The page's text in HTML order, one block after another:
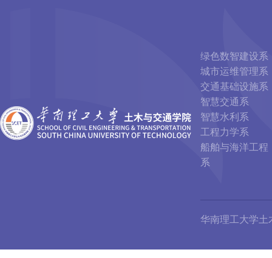
绿色数智建设系
城市运维管理系
交通基础设施系
智慧交通系
智慧水利系
工程力学系
船舶与海洋工程
系
华南理工大学土